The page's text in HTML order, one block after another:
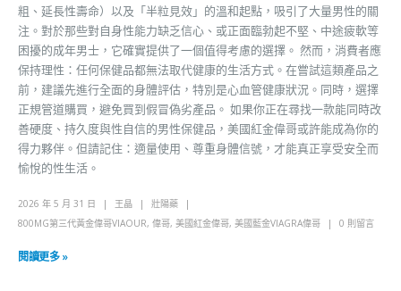
粗、延長性壽命）以及「半粒見效」的溫和起點，吸引了大量男性的關
注。對於那些對自身性能力缺乏信心、或正面臨勃起不堅、中途疲軟等
困擾的成年男士，它確實提供了一個值得考慮的選擇。 然而，消費者應
保持理性：任何保健品都無法取代健康的生活方式。在嘗試這類產品之
前，建議先進行全面的身體評估，特別是心血管健康狀況。同時，選擇
正規管道購買，避免買到假冒偽劣產品。 如果你正在尋找一款能同時改
善硬度、持久度與性自信的男性保健品，美國紅金偉哥或許能成為你的
得力夥伴。但請記住：適量使用、尊重身體信號，才能真正享受安全而
愉悅的性生活。
2026 年 5 月 31 日 王晶
壯陽藥
800MG第三代黃金偉哥VIAOUR, 偉哥, 美國紅金偉哥, 美國藍金VIAGRA偉哥 0 則留言
閱讀更多 »